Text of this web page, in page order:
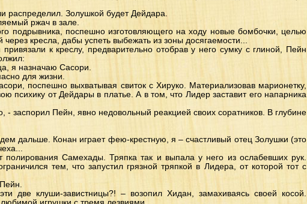
распределил. Золушкой будет Дейдара.
ржач в зале.
подрывника, поспешно изготовляющего на ходу новые бомбочки, целью
кресла, дабы успеть выбежать из зоны досягаемости...
к креслу, предварительно отобрав у него сумку с глиной, Пейн
я назначаю Сасори.
для жизни.
поспешно выхватывая свиток с Хируко. Материализовав марионетку,
психику от Дейдары в платье. А в том, что Лидер заставит его напарника
- заспорил Пейн, явно недовольный реакцией своих соратников. В глубине
дальше. Конан играет фею-крестную, я – счастливый отец Золушки (это
Самехады. Тряпка так и выпала у него из ослабевших рук.
тем, что запустил грязной тряпкой в Лидера, от которой тот с
две клуши-завистницы?! – возопил Хидан, замахиваясь своей косой.